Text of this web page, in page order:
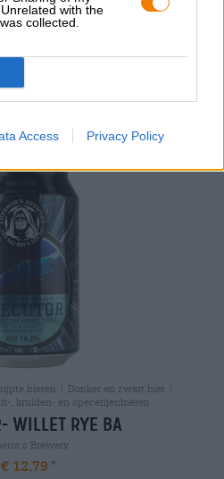
with the
collected.
Access Privacy Policy
Brewery
L KAN - € 38,45 / LTR
bieren | Donker en zwart bier |
, kruiden- en specerijenbieren
willet rye ba
Brewery
€ 12,79